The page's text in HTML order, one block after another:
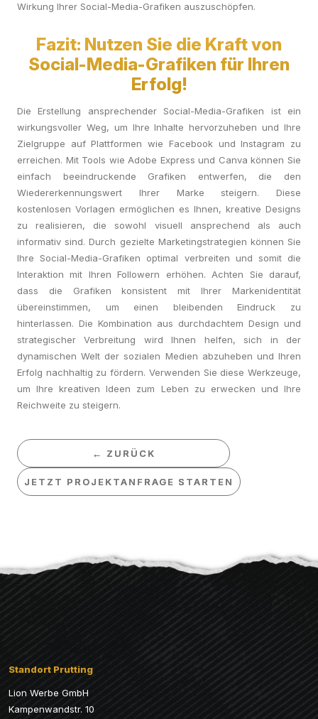
Wirkung Ihrer Social-Media-Grafiken auszuschöpfen.
Fazit: Nutzen Sie die Kraft von
Social-Media-Grafiken für Ihren
Erfolg!
Die Erstellung ansprechender Social-Media-Grafiken ist ein
wirkungsvoller Weg, um Ihre Inhalte hervorzuheben und Ihre
Zielgruppe auf Plattformen wie Facebook und Instagram zu
erreichen. Mit Tools wie Adobe Express und Canva können Sie
einfach beeindruckende Grafiken entwerfen, die den
Wiedererkennungswert Ihrer Marke steigern. Diese
kostenlosen Vorlagen ermöglichen es Ihnen, kreative Designs
zu realisieren, die sowohl visuell ansprechend als auch
informativ sind. Durch gezielte Marketingstrategien können Sie
Ihre Social-Media-Grafiken optimal verbreiten und somit die
Interaktion mit Ihren Followern erhöhen. Achten Sie darauf,
dass die Grafiken konsistent mit Ihrer Markenidentität
übereinstimmen, um einen bleibenden Eindruck zu
hinterlassen. Die Kombination aus durchdachtem Design und
strategischer Verbreitung wird Ihnen helfen, sich in der
dynamischen Welt der sozialen Medien abzuheben und Ihren
Erfolg nachhaltig zu fördern. Verwenden Sie diese Werkzeuge,
um Ihre kreativen Ideen zum Leben zu erwecken und Ihre
Reichweite zu steigern.
← ZURÜCK
← ZURÜCK
JETZT PROJEKTANFRAGE STARTEN
JETZT PROJEKTANFRAGE STARTEN
Standort Prutting
Lion Werbe GmbH
Kampenwandstr. 10